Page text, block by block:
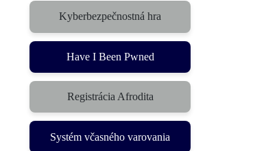
Kyberbezpečnostná hra
(otvorí sa v novom okne)
Have I Been Pwned
Registrácia Afrodita
Systém včasného varovania
(otvorí sa v novom okne)